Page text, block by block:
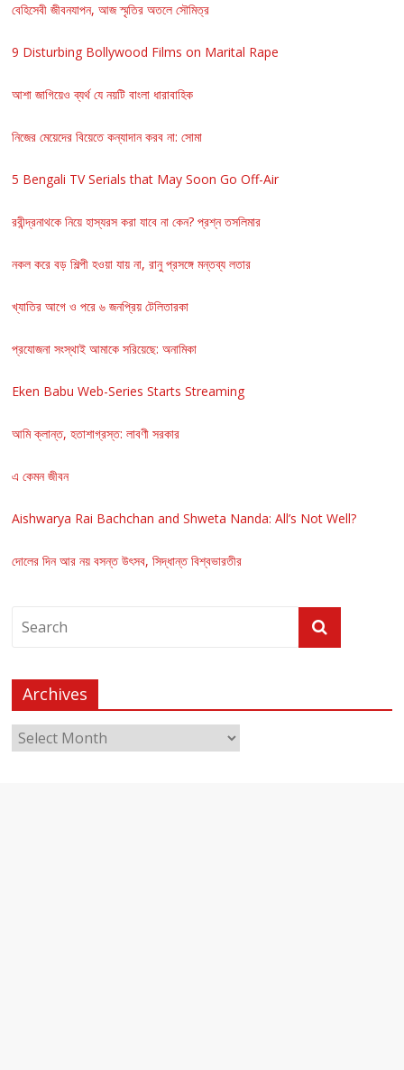
বেহিসেবী জীবনযাপন, আজ স্মৃতির অতলে সৌমিত্র
9 Disturbing Bollywood Films on Marital Rape
আশা জাগিয়েও ব্যর্থ যে নয়টি বাংলা ধারাবাহিক
নিজের মেয়েদের বিয়েতে কন্যাদান করব না: সোমা
5 Bengali TV Serials that May Soon Go Off-Air
রবীন্দ্রনাথকে নিয়ে হাস্যরস করা যাবে না কেন? প্রশ্ন তসলিমার
নকল করে বড় শিল্পী হওয়া যায় না, রানু প্রসঙ্গে মন্তব্য লতার
খ্যাতির আগে ও পরে ৬ জনপ্রিয় টেলিতারকা
প্রযোজনা সংস্থাই আমাকে সরিয়েছে: অনামিকা
Eken Babu Web-Series Starts Streaming
আমি ক্লান্ত, হতাশাগ্রস্ত: লাবণী সরকার
এ কেমন জীবন
Aishwarya Rai Bachchan and Shweta Nanda: All’s Not Well?
দোলের দিন আর নয় বসন্ত উৎসব, সিদ্ধান্ত বিশ্বভারতীর
Archives